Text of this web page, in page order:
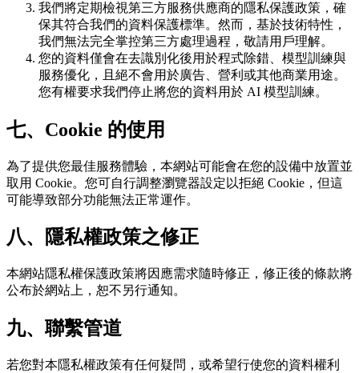
我們將定期檢視第三方服務供應商的隱私保護政策，確
保其符合我們的資料保護標準。然而，基於技術特性，
我們無法完全掌控第三方處理過程，敬請用戶理解。
您的資料僅會在去識別化後用於程式除錯、模型訓練與
服務優化，且絕不會用於廣告、營利或其他商業用途。
您有權要求我們停止將您的資料用於 AI 模型訓練。
七、Cookie 的使用
為了提供您最佳服務體驗，本網站可能會在您的設備中放置並
取用 Cookie。您可自行調整瀏覽器設定以拒絕 Cookie，但這
可能導致部分功能無法正常運作。
八、隱私權政策之修正
本網站隱私權保護政策將因應需求隨時修正，修正後的條款將
公布於網站上，恕不另行通知。
九、聯繫管道
若您對本隱私權政策有任何疑問，或希望行使您的資料權利